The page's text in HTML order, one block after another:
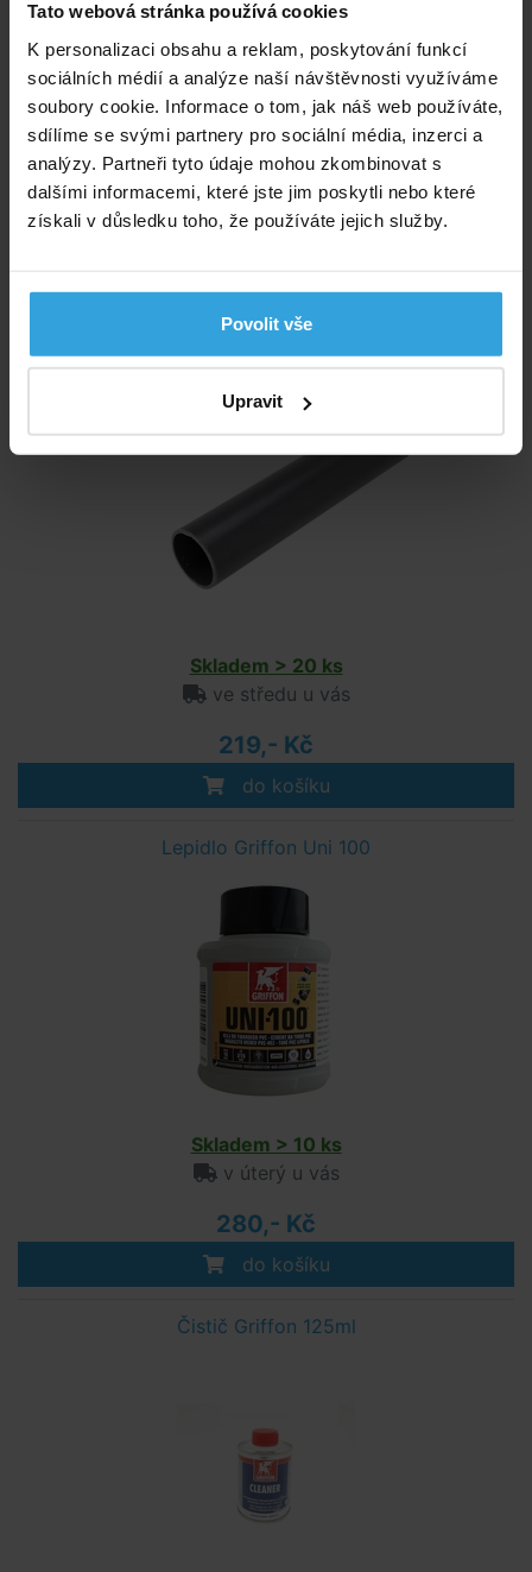
Tato webová stránka používá cookies
K personalizaci obsahu a reklam, poskytování funkcí
sociálních médií a analýze naší návštěvnosti využíváme
soubory cookie. Informace o tom, jak náš web používáte,
sdílíme se svými partnery pro sociální média, inzerci a
analýzy. Partneři tyto údaje mohou zkombinovat s
dalšími informacemi, které jste jim poskytli nebo které
získali v důsledku toho, že používáte jejich služby.
Povolit vše
Upravit
Skladem 3 ks
139,- Kč
do košíku
Trubka PVC - 75mm
Skladem > 20 ks
ve středu u vás
219,- Kč
do košíku
Lepidlo Griffon Uni 100
Skladem > 10 ks
v úterý u vás
280,- Kč
do košíku
Čistič Griffon 125ml